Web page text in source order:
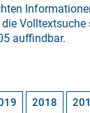
Volltextsuche
auffindbar.
2018